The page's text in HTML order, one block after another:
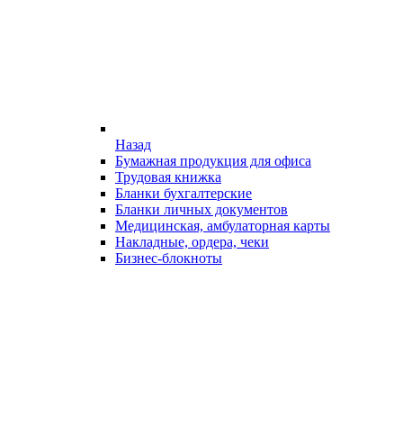
Назад
Бумажная продукция для офиса
Трудовая книжка
Бланки бухгалтерские
Бланки личных документов
Медицинская, амбулаторная карты
Накладные, ордера, чеки
Бизнес-блокноты